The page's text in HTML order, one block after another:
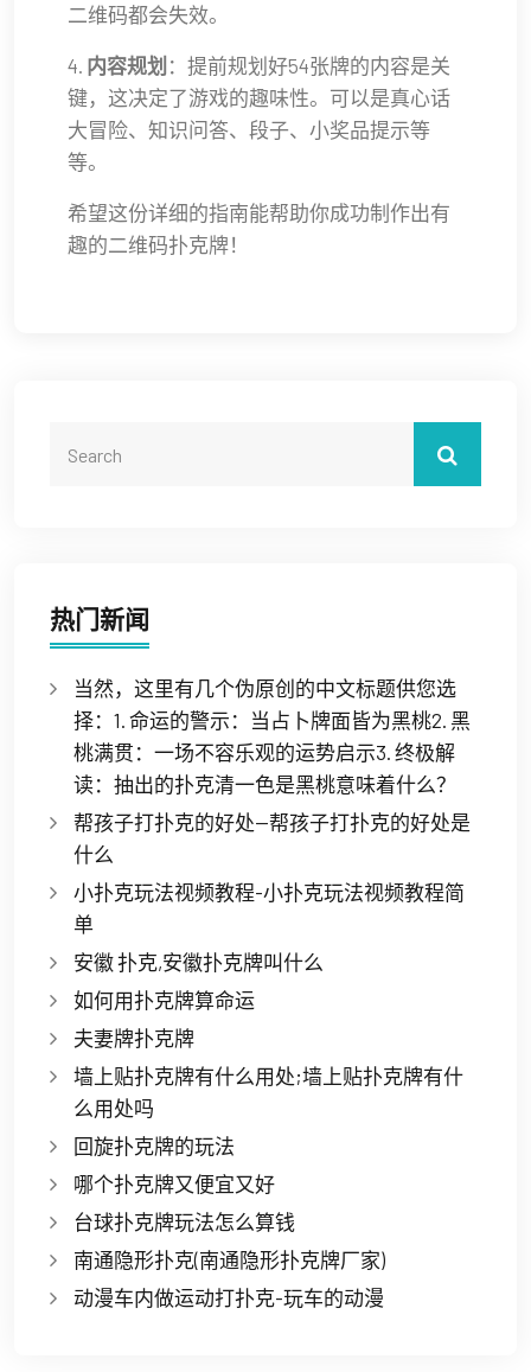
二维码都会失效。
4. 内容规划 ：提前规划好54张牌的内容是关
键，这决定了游戏的趣味性。可以是真心话
大冒险、知识问答、段子、小奖品提示等
等。
希望这份详细的指南能帮助你成功制作出有
趣的二维码扑克牌！
热门新闻
当然，这里有几个伪原创的中文标题供您选
择：1. 命运的警示：当占卜牌面皆为黑桃2. 黑
桃满贯：一场不容乐观的运势启示3. 终极解
读：抽出的扑克清一色是黑桃意味着什么？
帮孩子打扑克的好处—帮孩子打扑克的好处是
什么
小扑克玩法视频教程-小扑克玩法视频教程简
单
安徽 扑克,安徽扑克牌叫什么
如何用扑克牌算命运
夫妻牌扑克牌
墙上贴扑克牌有什么用处;墙上贴扑克牌有什
么用处吗
回旋扑克牌的玩法
哪个扑克牌又便宜又好
台球扑克牌玩法怎么算钱
南通隐形扑克(南通隐形扑克牌厂家)
动漫车内做运动打扑克-玩车的动漫